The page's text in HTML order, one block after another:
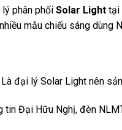
phân phối Solar Light tại
mẫu chiếu sáng
đại lý Solar Light nên
tin Đại Hữu Nghị, đèn